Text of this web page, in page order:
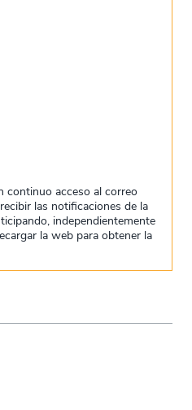
continuo acceso al correo
las notificaciones de la
independientemente
la web para obtener la